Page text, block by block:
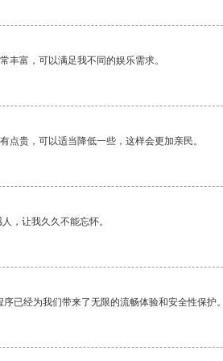
丰富，可以满足我不同的娱乐需求。
点贵，可以适当降低一些，这样会更加亲民。
，让我久久不能忘怀。
序已经为我们带来了无限的流畅体验和安全性保护